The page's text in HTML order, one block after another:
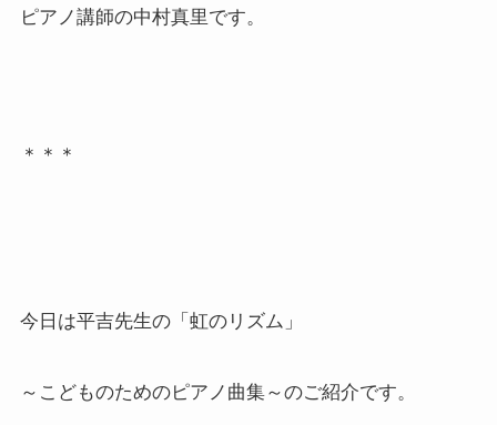
ピアノ講師の中村真里です。
＊＊＊
今日は平吉先生の「虹のリズム」
～こどものためのピアノ曲集～のご紹介です。